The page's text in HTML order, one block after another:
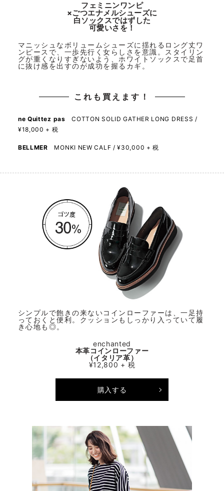
フェミニンワンピ
×ごつエナメルシューズに
白ソックスではずした
可愛いさを！
マニッシュなボリュームシューズに揺れるロング丈ワ
ンピースで、一歩先行く女らしさを意識。スタイリン
グが重くなりすぎないよう、ホワイトソックスで足首
に抜け感を出すのが成功を握るカギ。
これも買えます！
ne Quittez pas COTTON SOLID GATHER LONG DRESS /
¥18,000 + 税
BELLMER MONKI NEW CALF / ¥30,000 + 税
シンプルで飽きの来ないコインローファーは、一足持
っておくと便利。クッションもしっかり入っていて履
き心地も◎。
enchanted
本革コインローファー
（イタリア革）
¥12,800 + 税
購入する